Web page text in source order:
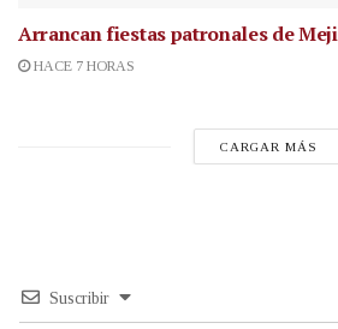
Arrancan fiestas patronales de
HACE 7 HORAS
CARGAR MÁS
Suscribir